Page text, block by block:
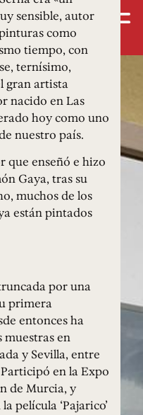
sensible, autor
como
tiempo, con
ternísimo,
gran artista
nacido en Las
hoy como uno
nuestro país.
que enseñó e hizo
Gaya, tras su
muchos de los
están pintados
por una
primera
entonces ha
en
y Sevilla, entre
en la Expo
de Murcia, y
película ‘Pajarico’